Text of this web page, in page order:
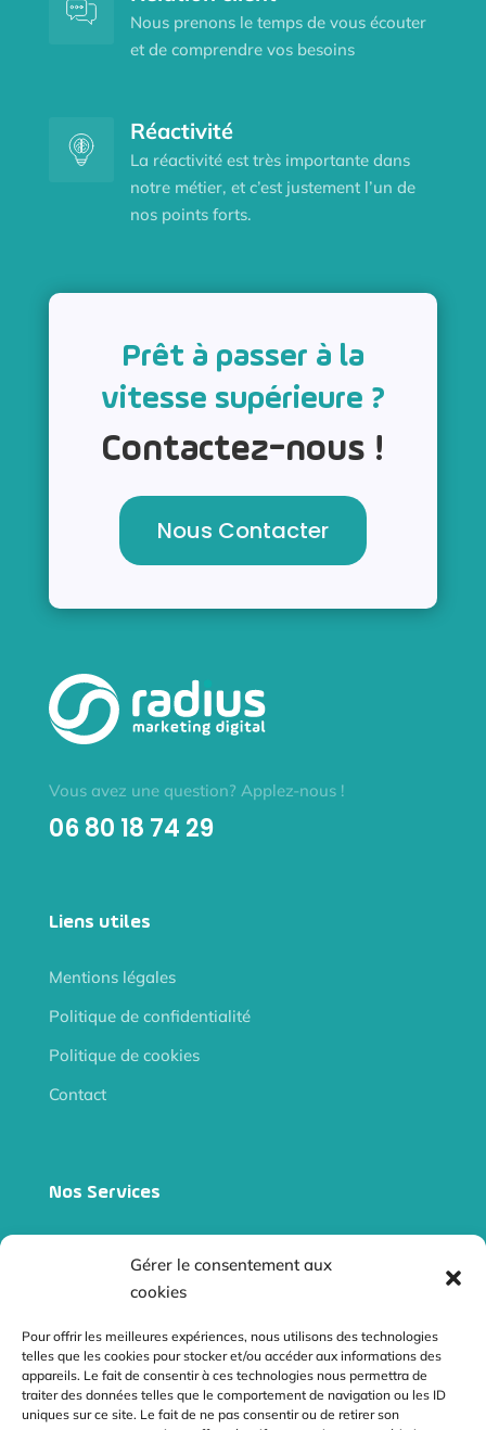
Gérer le consentement aux
cookies
Pour offrir les meilleures expériences, nous utilisons des technologies
telles que les cookies pour stocker et/ou accéder aux informations des
appareils. Le fait de consentir à ces technologies nous permettra de
traiter des données telles que le comportement de navigation ou les ID
uniques sur ce site. Le fait de ne pas consentir ou de retirer son
Nous prenons le temps de vous écouter
et de comprendre vos besoins
Réactivité
La réactivité est très importante dans
notre métier, et c’est justement l’un de
nos points forts.
Prêt à passer à la
vitesse supérieure ?
Contactez-nous !
Nous Contacter
Vous avez une question? Applez-nous !
06 80 18 74 29
Liens utiles
Mentions légales
Politique de confidentialité
Politique de cookies
Contact
Nos Services
Site e-commerce
Référencement naturel
Netliniking